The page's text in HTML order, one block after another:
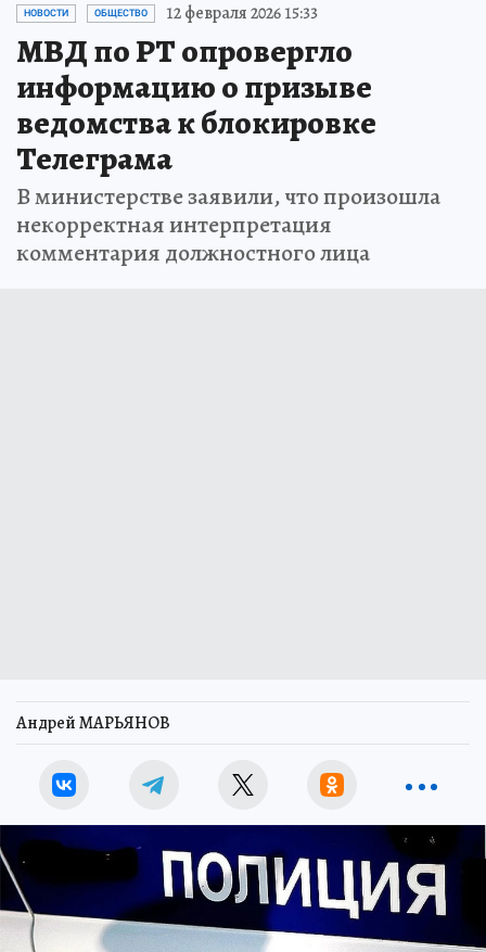
НОВОСТИ ОБЩЕСТВО 12 февраля 2026 15:33
МВД по РТ опровергло
информацию о призыве
ведомства к блокировке
Телеграма
В министерстве заявили, что произошла
некорректная интерпретация
комментария должностного лица
Андрей МАРЬЯНОВ